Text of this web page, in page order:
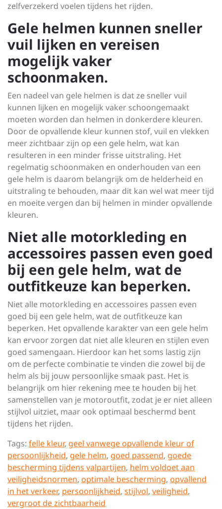
zelfverzekerd voelen tijdens het rijden.
Gele helmen kunnen sneller
vuil lijken en vereisen
mogelijk vaker
schoonmaken.
Een nadeel van gele helmen is dat ze sneller vuil
kunnen lijken en mogelijk vaker schoongemaakt
moeten worden dan helmen in donkerdere kleuren.
Door de opvallende kleur kunnen stof, vuil en vlekken
meer zichtbaar zijn op een gele helm, wat kan
resulteren in een minder frisse uitstraling. Het
regelmatig schoonmaken en onderhouden van een
gele helm is daarom belangrijk om de helderheid en
uitstraling te behouden, maar dit kan wel wat meer tijd
en moeite vergen dan bij helmen in minder opvallende
kleuren.
Niet alle motorkleding en
accessoires passen even goed
bij een gele helm, wat de
outfitkeuze kan beperken.
Niet alle motorkleding en accessoires passen even
goed bij een gele helm, wat de outfitkeuze kan
beperken. Het opvallende karakter van een gele helm
kan ervoor zorgen dat niet alle kleuren en stijlen even
goed samengaan. Hierdoor kan het soms lastig zijn
om de perfecte combinatie te vinden die zowel bij de
helm als bij jouw persoonlijke smaak past. Het is
belangrijk om hier rekening mee te houden bij het
samenstellen van je motoroutfit, zodat je er niet alleen
stijlvol uitziet, maar ook optimaal beschermd bent
tijdens het rijden.
Tags: felle kleur, geel vanwege opvallende kleur of
persoonlijkheid, gele helm, goed passend, goede
bescherming tijdens valpartijen, helm voldoet aan
veiligheidsnormen, optimale bescherming, opvallend
in het verkeer, persoonlijkheid, stijlvol, veiligheid,
vergroot de zichtbaarheid